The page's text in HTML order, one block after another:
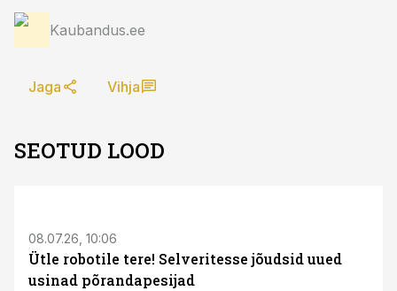
Kaubandus.ee
Jaga Vihja
SEOTUD LOOD
08.07.26, 10:06
Ütle robotile tere! Selveritesse jõudsid uued
usinad põrandapesijad